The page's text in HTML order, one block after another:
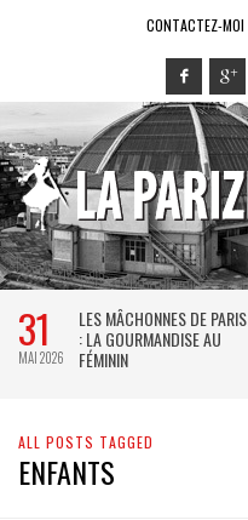
CONTACTEZ-MOI
31
MAI 2026
LES MÂCHONNES DE PARIS
: LA GOURMANDISE AU
FÉMININ
ALL POSTS TAGGED
ENFANTS